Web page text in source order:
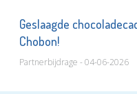
Geslaagde
Chobon!
Partnerbijdrage - 04-06-2026